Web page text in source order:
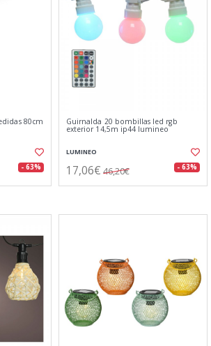
80cm
- 63%
Guirnalda 20 bombillas led rgb
exterior 14,5m ip44 lumineo
LUMINEO
17,06€ 46,20€ - 63%